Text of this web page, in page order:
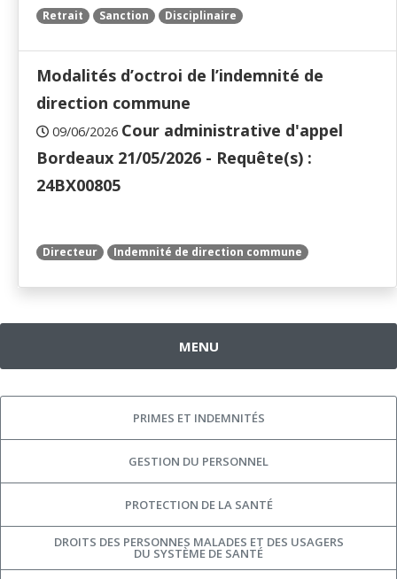
Retrait Sanction Disciplinaire
Modalités d’octroi de l’indemnité de
direction commune
09/06/2026 Cour administrative d'appel
Bordeaux 21/05/2026 - Requête(s) :
24BX00805
Directeur Indemnité de direction commune
MENU
PRIMES ET INDEMNITÉS
GESTION DU PERSONNEL
PROTECTION DE LA SANTÉ
DROITS DES PERSONNES MALADES ET DES USAGERS
DU SYSTÈME DE SANTÉ